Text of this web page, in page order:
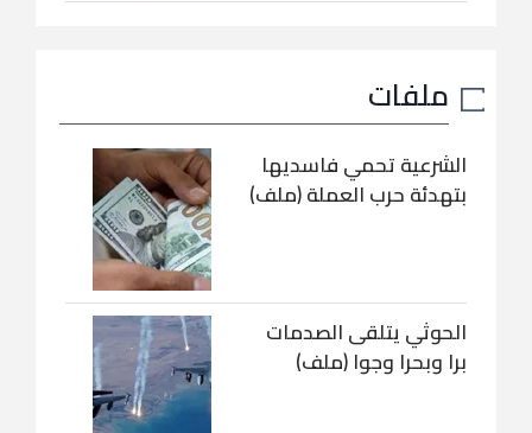
ملفات
الشرعية تحمي فاسديها
بتهدئة حرب العملة (ملف)
الحوثي يتلقى الصدمات
برا وبحرا وجوا (ملف)